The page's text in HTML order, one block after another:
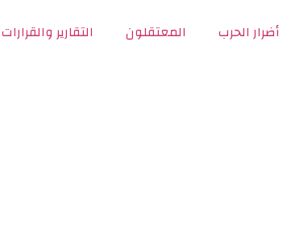
أضرار الحرب المعتقلون التقارير والقرارات